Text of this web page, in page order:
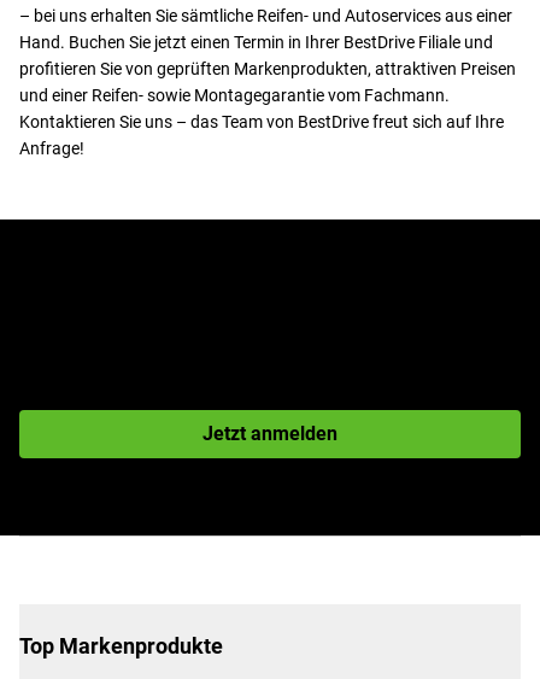
– bei uns erhalten Sie sämtliche Reifen- und Autoservices aus einer
Hand. Buchen Sie jetzt einen Termin in Ihrer BestDrive Filiale und
profitieren Sie von geprüften Markenprodukten, attraktiven Preisen
und einer Reifen- sowie Montagegarantie vom Fachmann.
Kontaktieren Sie uns – das Team von BestDrive freut sich auf Ihre
Anfrage!
Jetzt anmelden
Top Markenprodukte